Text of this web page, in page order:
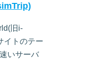
旧i-
イトのテー
いサーバ